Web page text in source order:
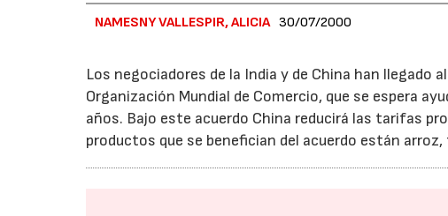
NAMESNY VALLESPIR, ALICIA 30/07/2000
Los negociadores de la India y de China han llegado
Organización Mundial de Comercio, que se espera
años. Bajo este acuerdo China reducirá las tarifas
productos que se benefician del acuerdo están